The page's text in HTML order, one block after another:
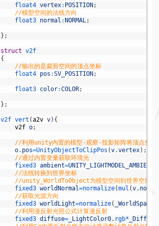
float4 vertex: POSITION ;
//模型空间的法线方向
float3 normal : NORMAL;
} ;
struct
v2f
{
//输出的是裁剪空间的顶点坐标
float4 pos :SV_POSITION ;
float3 color:COLOR;
} ;
v2f vert (a2v v) {
v2f o;
//利用unity内置的模型-观察-投影矩阵将顶点坐标
o. pos=UnityObjectToClipPos (v.vertex) ;
//通过内置变量获取环境光
fixed3 ambient=UNITY_LIGHTMODEL_AMBIENT
//法线转换到世界坐标
//unity_WorldToObject为模型空间到世界空间的
fixed3 worldNormal=normalize(mul (v.
//获取光源方向
fixed3 worldLight=normalize(
//利用漫反射光照公式计算漫反射
fixed3 diffuse= _LightColor0. rgb* _Diffuse